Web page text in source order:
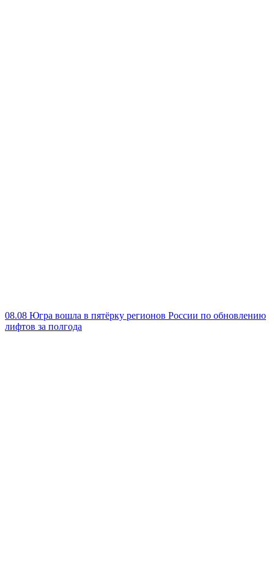
08.08 Югра вошла в пятёрку регионов России по обновлению
лифтов за полгода